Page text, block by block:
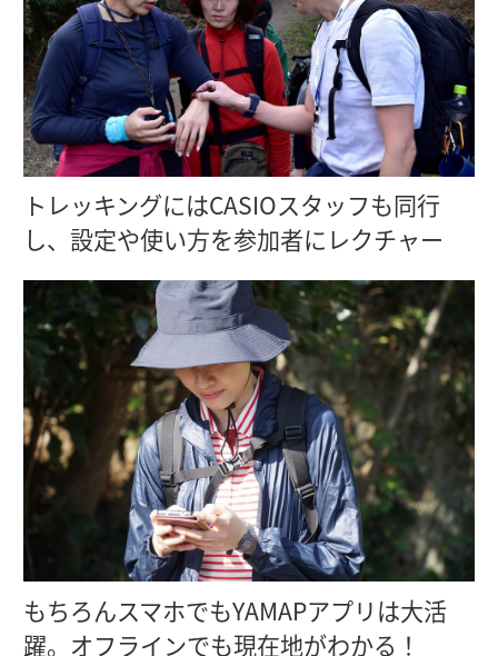
トレッキングにはCASIOスタッフも同行
し、設定や使い方を参加者にレクチャー
もちろんスマホでもYAMAPアプリは大活
躍。オフラインでも現在地がわかる！